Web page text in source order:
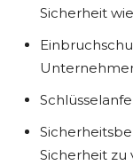
Sicherheit
Sicherheit zu